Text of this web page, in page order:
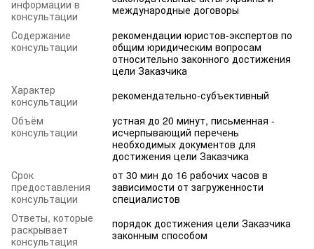
информации в
консультации
международные договоры
Содержание
консультации
рекомендации юристов-экспертов по
общим юридическим вопросам
относительно законного достижения
цели Заказчика
Характер
консультации
рекомендательно-субъективный
Объём
консультации
устная до 20 минут, письменная -
исчерпывающий перечень
необходимых документов для
достижения цели Заказчика
Срок
предоставления
консультации
от 30 мин до 16 рабочих часов в
зависимости от загруженности
специалистов
Ответы, которые
раскрывает
консультация
порядок достижения цели Заказчика
законным способом